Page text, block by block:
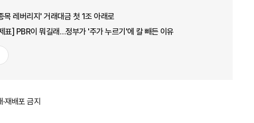
목 레버리지' 거래대금 첫 1조 아래로
표] PBR이 뭐길래…정부가 '주가 누르기'에 칼 빼든 이유
재배포 금지